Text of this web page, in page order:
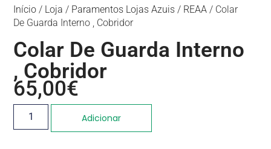
Início / Loja / Paramentos Lojas Azuis / REAA / Colar
De Guarda Interno , Cobridor
Colar De Guarda Interno
, Cobridor
65,00€
Adicionar